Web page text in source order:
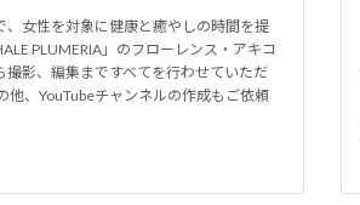
、女性を対象に健康と癒やしの時間を提
PLUMERIA」のフローレンス・アキコ
撮影、編集まですべてを行わせていただ
他、YouTubeチャンネルの作成もご依頼